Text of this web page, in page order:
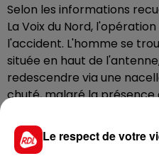
Selon les informations
La Voix du Nord,
l'accident. L'homme se
située en haut de
redescendre via une
chuté, malgré la
dont un harnais, et des
secours, le
respiratoire. il n'a pas
Le respect de votre